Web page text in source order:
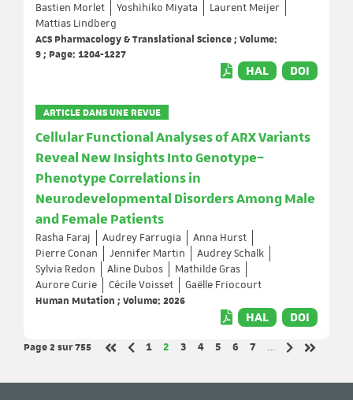
Bastien Morlet
Yoshihiko Miyata
Laurent Meijer
Mattias Lindberg
ACS Pharmacology & Translational Science ; Volume:
9 ; Page: 1204-1227
HAL DOI
ARTICLE DANS UNE REVUE
Cellular Functional Analyses of ARX Variants
Reveal New Insights Into Genotype–
Phenotype Correlations in
Neurodevelopmental Disorders Among Male
and Female Patients
Rasha Faraj Audrey Farrugia
Anna Hurst
Pierre Conan
Jennifer Martin
Audrey Schalk
Sylvia Redon
Aline Dubos
Mathilde Gras
Aurore Curie
Cécile Voisset
Gaëlle Friocourt
Human Mutation ; Volume: 2026
HAL DOI
Page 2sur 755
Page
1 Page
2 Page
3 Page
4 Page
5 Page
6 Page
7
…